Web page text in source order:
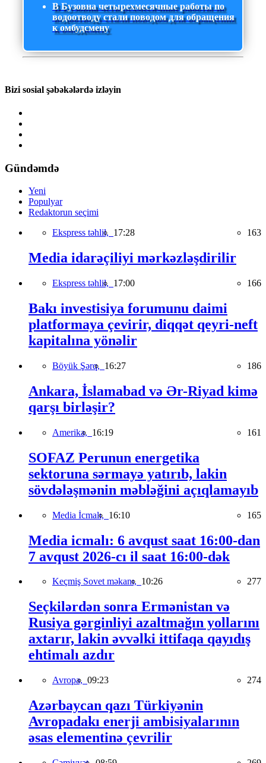
В Бузовна четырехмесячные работы по
водоотводу стали поводом для обращения
к омбудсмену
Bizi sosial şəbəkələrdə izləyin
Gündəmdə
Yeni
Populyar
Redaktorun seçimi
Ekspress təhlil, 17:28 163
Media idarəçiliyi mərkəzləşdirilir
Ekspress təhlil, 17:00 166
Bakı investisiya forumunu daimi
platformaya çevirir, diqqət qeyri-neft
kapitalına yönəlir
Böyük Şərq, 16:27 186
Ankara, İslamabad və Ər-Riyad kimə
qarşı birləşir?
Amerika, 16:19 161
SOFAZ Perunun energetika
sektoruna sərmayə yatırıb, lakin
sövdələşmənin məbləğini açıqlamayıb
Media İcmalı, 16:10 165
Media icmalı: 6 avqust saat 16:00-dan
7 avqust 2026-cı il saat 16:00-dək
Keçmiş Sovet məkanı, 10:26 277
Seçkilərdən sonra Ermənistan və
Rusiya gərginliyi azaltmağın yollarını
axtarır, lakin əvvəlki ittifaqa qayıdış
ehtimalı azdır
Avropa, 09:23 274
Azərbaycan qazı Türkiyənin
Avropadakı enerji ambisiyalarının
əsas elementinə çevrilir